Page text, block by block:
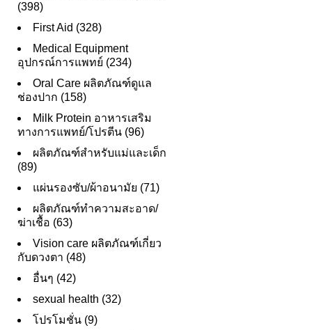
(398)
First Aid (328)
Medical Equipment
อุปกรณ์การแพทย์ (234)
Oral Care ผลิตภัณฑ์ดูแล
ช่องปาก (158)
Milk Protein อาหารเสริม
ทางการแพทย์/โปรตีน (96)
ผลิตภัณฑ์สำหรับแม่และเด็ก
(89)
แผ่นรองซับ/ผ้าอนามัย (71)
ผลิตภัณฑ์ทําความสะอาด/
ฆ่าเชื้อ (63)
Vision care ผลิตภัณฑ์เกี่ยว
กับดวงตา (48)
อื่นๆ (42)
sexual health (32)
โปรโมชั่น (9)